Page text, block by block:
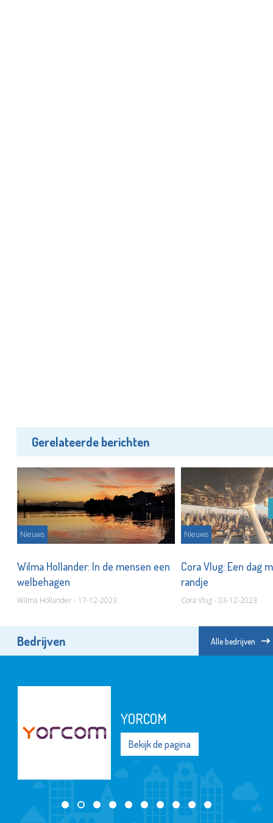
Gerelateerde berichten
Nieuws
Wilma Hollander: In de mensen een
welbehagen
Wilma Hollander - 17-12-2023
Nieuws
Cora Vlug: Een dag
randje
Cora Vlug - 03-12-2023
Bedrijven Alle bedrijven
YORCOM
Bekijk de pagina